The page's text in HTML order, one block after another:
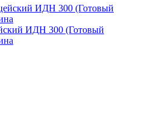
ИДН 300 (Готовый